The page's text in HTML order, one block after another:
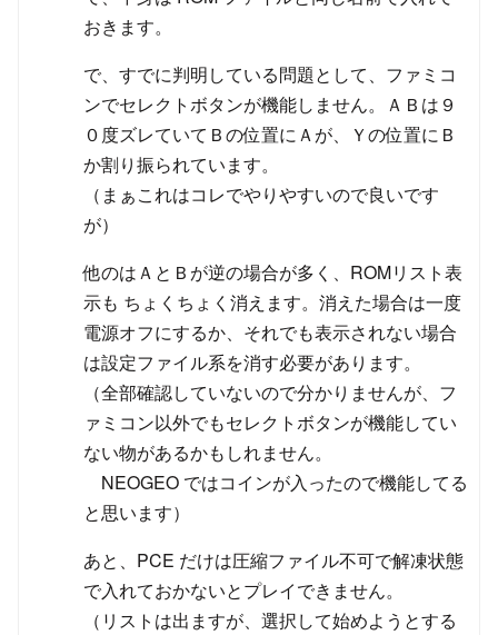
おきます。
で、すでに判明している問題として、ファミコ
ンでセレクトボタンが機能しません。ＡＢは９
０度ズレていてＢの位置にＡが、Ｙの位置にＢ
か割り振られています。
（まぁこれはコレでやりやすいので良いです
が）
他のはＡとＢが逆の場合が多く、ROMリスト表
示も ちょくちょく消えます。消えた場合は一度
電源オフにするか、それでも表示されない場合
は設定ファイル系を消す必要があります。
（全部確認していないので分かりませんが、フ
ァミコン以外でもセレクトボタンが機能してい
ない物があるかもしれません。
NEOGEO ではコインが入ったので機能してる
と思います）
あと、PCE だけは圧縮ファイル不可で解凍状態
で入れておかないとプレイできません。
（リストは出ますが、選択して始めようとする